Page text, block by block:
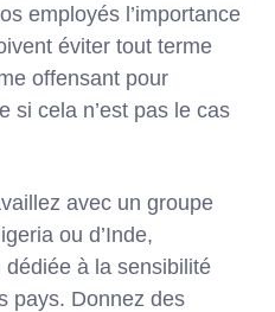
employés l’importance
éviter tout terme
offensant pour
si cela n’est pas le cas
avec un groupe
ou d’Inde,
à la sensibilité
pays. Donnez des